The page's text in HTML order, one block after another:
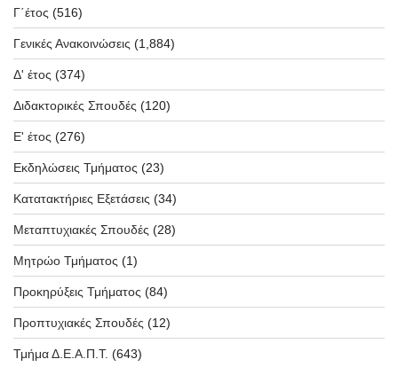
Γ΄έτος (516)
Γενικές Ανακοινώσεις (1,884)
Δ' έτος (374)
Διδακτορικές Σπουδές (120)
Ε' έτος (276)
Εκδηλώσεις Τμήματος (23)
Κατατακτήριες Εξετάσεις (34)
Μεταπτυχιακές Σπουδές (28)
Μητρώο Τμήματος (1)
Προκηρύξεις Τμήματος (84)
Προπτυχιακές Σπουδές (12)
Τμήμα Δ.Ε.Α.Π.Τ. (643)